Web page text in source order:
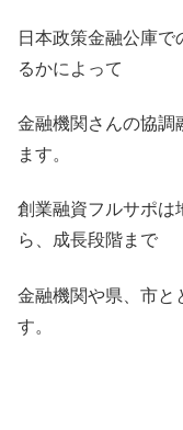
日本政策金融公庫で
るかによって
金融機関さんの協調
ます。
創業融資フルサポは
ら、成長段階まで
金融機関や県、市と
す。